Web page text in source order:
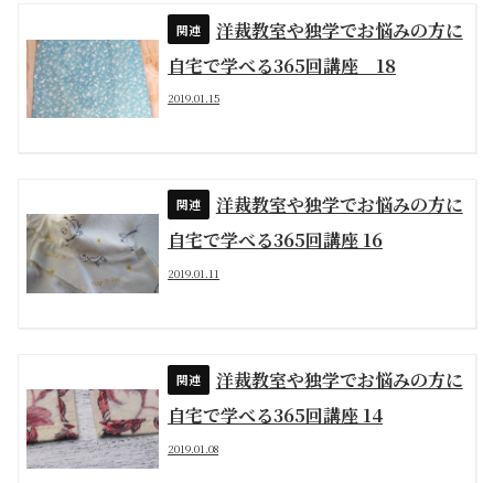
洋裁教室や独学でお悩みの方に
自宅で学べる365回講座 18
2019.01.15
洋裁教室や独学でお悩みの方に
自宅で学べる365回講座 16
2019.01.11
洋裁教室や独学でお悩みの方に
自宅で学べる365回講座 14
2019.01.08